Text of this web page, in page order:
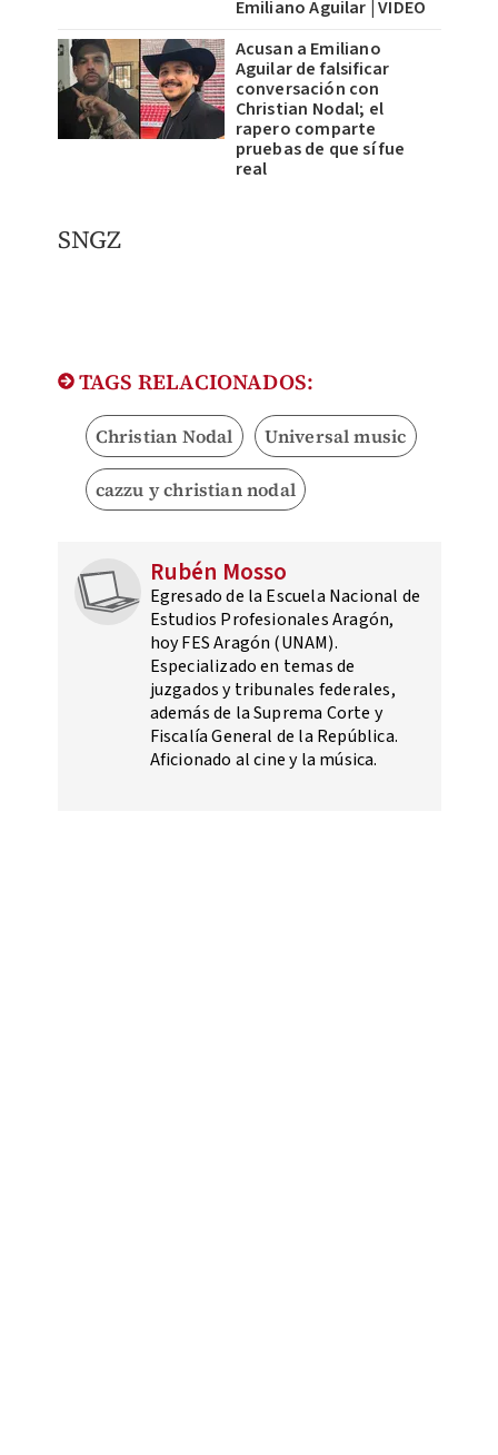
Emiliano Aguilar | VIDEO
Acusan a Emiliano
Aguilar de falsificar
conversación con
Christian Nodal; el
rapero comparte
pruebas de que sí fue
real
SNGZ
TAGS RELACIONADOS:
Christian Nodal Universal music
cazzu y christian nodal
Rubén Mosso
Egresado de la Escuela Nacional de
Estudios Profesionales Aragón,
hoy FES Aragón (UNAM).
Especializado en temas de
juzgados y tribunales federales,
además de la Suprema Corte y
Fiscalía General de la República.
Aficionado al cine y la música.